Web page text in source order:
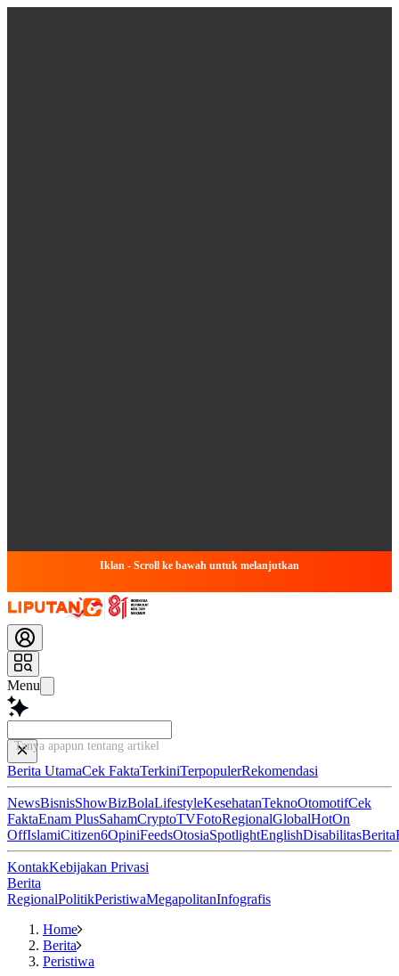
Iklan - Scroll ke bawah untuk melanjutkan
Menu
Tanya apapun tentang artikel ini...
Berita UtamaCek FaktaTerkiniTerpopulerRekomendasi
NewsBisnisShowBizBolaLifestyleKesehatanTeknoOtomotifCek
FaktaEnam PlusSahamCryptoTVFotoRegionalGlobalHotOn
OffIslamiCitizen6OpiniFeedsOtosiaSpotlightEnglishDisabilitasBerita
KontakKebijakan Privasi
Berita
RegionalPolitikPeristiwaMegapolitanInfografis
Home
Berita
Peristiwa